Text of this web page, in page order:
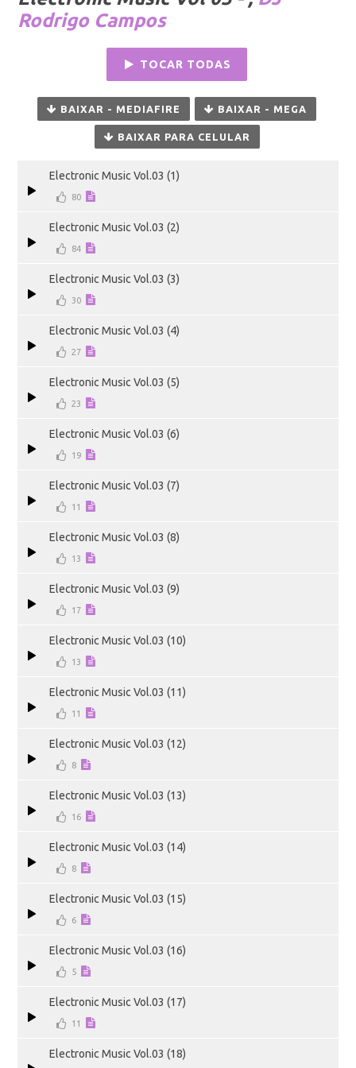
Rodrigo Campos
TOCAR TODAS
BAIXAR - MEDIAFIRE BAIXAR - MEGA
BAIXAR PARA CELULAR
Electronic Music Vol.03 (1)
80
Electronic Music Vol.03 (2)
84
Electronic Music Vol.03 (3)
30
Electronic Music Vol.03 (4)
27
Electronic Music Vol.03 (5)
23
Electronic Music Vol.03 (6)
19
Electronic Music Vol.03 (7)
11
Electronic Music Vol.03 (8)
13
Electronic Music Vol.03 (9)
17
Electronic Music Vol.03 (10)
13
Electronic Music Vol.03 (11)
11
Electronic Music Vol.03 (12)
8
Electronic Music Vol.03 (13)
16
Electronic Music Vol.03 (14)
8
Electronic Music Vol.03 (15)
6
Electronic Music Vol.03 (16)
5
Electronic Music Vol.03 (17)
11
Electronic Music Vol.03 (18)